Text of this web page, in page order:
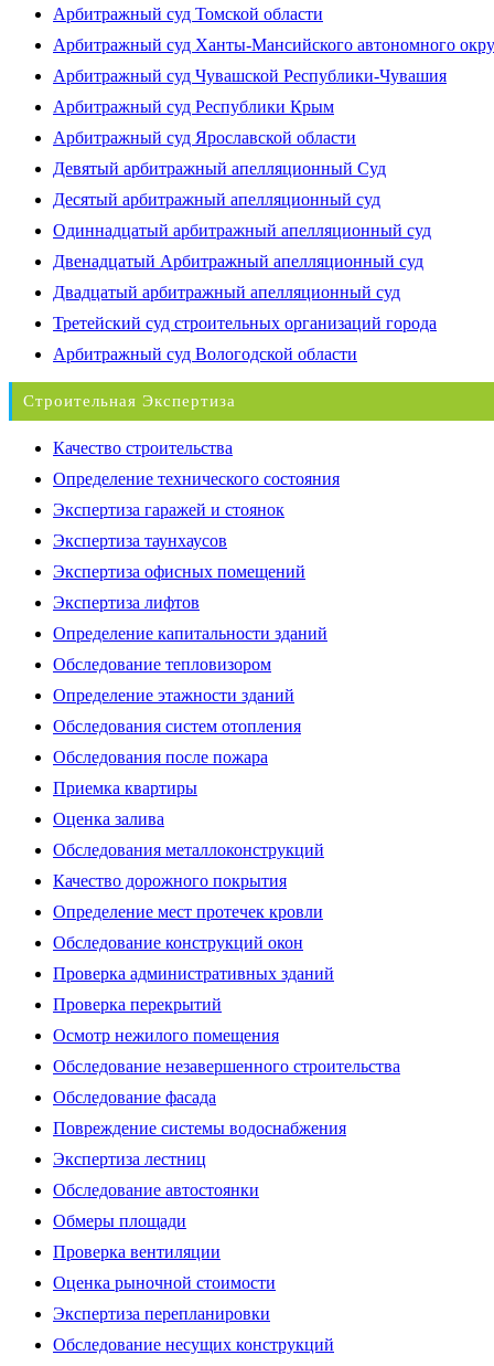
Арбитражный суд Томской области
Арбитражный суд Ханты-Мансийского автономного
Арбитражный суд Чувашской Республики-Чувашия
Арбитражный суд Республики Крым
Арбитражный суд Ярославской области
Девятый арбитражный апелляционный Суд
Десятый арбитражный апелляционный суд
Одиннадцатый арбитражный апелляционный суд
Двенадцатый Арбитражный апелляционный суд
Двадцатый арбитражный апелляционный суд
Третейский суд строительных организаций города
Арбитражный суд Вологодской области
Строительная Экспертиза
Качество строительства
Определение технического состояния
Экспертиза гаражей и стоянок
Экспертиза таунхаусов
Экспертиза офисных помещений
Экспертиза лифтов
Определение капитальности зданий
Обследование тепловизором
Определение этажности зданий
Обследования систем отопления
Обследования после пожара
Приемка квартиры
Оценка залива
Обследования металлоконструкций
Качество дорожного покрытия
Определение мест протечек кровли
Обследование конструкций окон
Проверка административных зданий
Проверка перекрытий
Осмотр нежилого помещения
Обследование незавершенного строительства
Обследование фасада
Повреждение системы водоснабжения
Экспертиза лестниц
Обследование автостоянки
Обмеры площади
Проверка вентиляции
Оценка рыночной стоимости
Экспертиза перепланировки
Обследование несущих конструкций